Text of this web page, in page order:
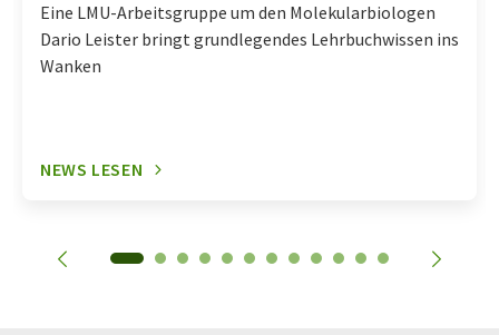
Eine LMU-Arbeitsgruppe um den Molekularbiologen
Dario Leister bringt grundlegendes Lehrbuchwissen ins
Wanken
NEWS LESEN